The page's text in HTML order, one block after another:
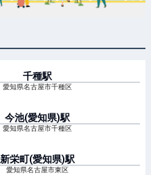
千種駅
愛知県名古屋市千種区
今池(愛知県)駅
愛知県名古屋市千種区
新栄町(愛知県)駅
愛知県名古屋市東区